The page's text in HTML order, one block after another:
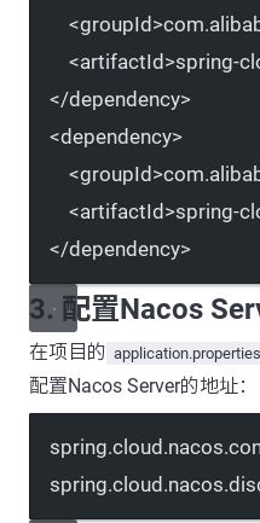
<groupId
<artifactId>spring-
</dependency>
<dependency>
<groupId
<artifactId>spring-
</dependency>
3. 配置Nacos
在项目的 application.properties
配置Nacos Server的地址：